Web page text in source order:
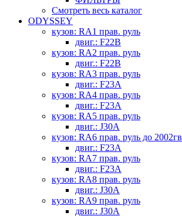
Смотреть весь каталог
ODYSSEY
кузов: RA1 прав. руль
двиг.: F22B
кузов: RA2 прав. руль
двиг.: F22B
кузов: RA3 прав. руль
двиг.: F23A
кузов: RA4 прав. руль
двиг.: F23A
кузов: RA5 прав. руль
двиг.: J30A
кузов: RA6 прав. руль до 2002гв
двиг.: F23A
кузов: RA7 прав. руль
двиг.: F23A
кузов: RA8 прав. руль
двиг.: J30A
кузов: RA9 прав. руль
двиг.: J30A